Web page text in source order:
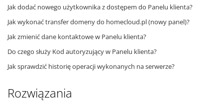
Jak dodać nowego użytkownika z dostępem do Panelu klienta?
Jak wykonać transfer domeny do homecloud.pl (nowy panel)?
Jak zmienić dane kontaktowe w Panelu klienta?
Do czego służy Kod autoryzujący w Panelu klienta?
Jak sprawdzić historię operacji wykonanych na serwerze?
Rozwiązania